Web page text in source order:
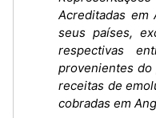
Acreditadas em
seus países,
respectivas
provenientes do
receitas de
cobradas em